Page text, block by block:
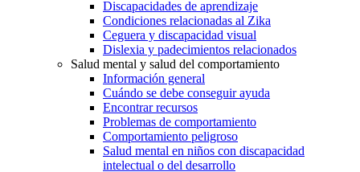
Discapacidades de aprendizaje
Condiciones relacionadas al Zika
Ceguera y discapacidad visual
Dislexia y padecimientos relacionados
Salud mental y salud del comportamiento
Información general
Cuándo se debe conseguir ayuda
Encontrar recursos
Problemas de comportamiento
Comportamiento peligroso
Salud mental en niños con discapacidad
intelectual o del desarrollo